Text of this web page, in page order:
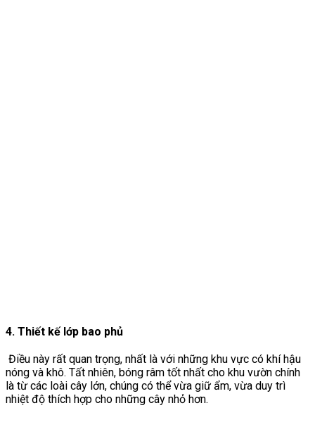
4. Thiết kế lớp bao phủ
Điều này rất quan trọng, nhất là với những khu vực có khí hậu
nóng và khô. Tất nhiên, bóng râm tốt nhất cho khu vườn chính
là từ các loài cây lớn, chúng có thể vừa giữ ẩm, vừa duy trì
nhiệt độ thích hợp cho những cây nhỏ hơn.